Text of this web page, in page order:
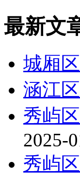
最新文
城厢
涵江
秀屿
2025-
秀屿